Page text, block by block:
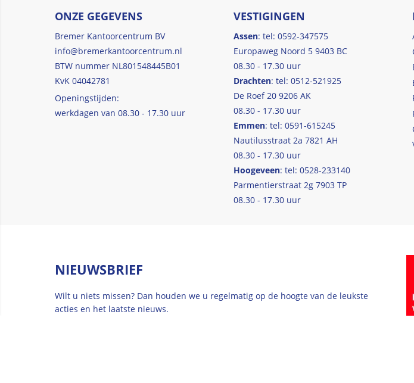
ONZE GEGEVENS
Bremer Kantoorcentrum BV
info@bremerkantoorcentrum.nl
BTW nummer NL801548445B01
KvK 04042781
Openingstijden:
werkdagen van 08.30 - 17.30 uur
VESTIGINGEN
Assen: tel: 0592-347575
Europaweg Noord 5 9403 BC
08.30 - 17.30 uur
Drachten: tel: 0512-521925
De Roef 20 9206 AK
08.30 - 17.30 uur
Emmen: tel: 0591-615245
Nautilusstraat 2a 7821 AH
08.30 - 17.30 uur
Hoogeveen: tel: 0528-233140
Parmentierstraat 2g 7903 TP
08.30 - 17.30 uur
NIEUWSBRIEF
Wilt u niets missen? Dan houden we u regelmatig op de hoogte van de leukste
acties en het laatste nieuws.